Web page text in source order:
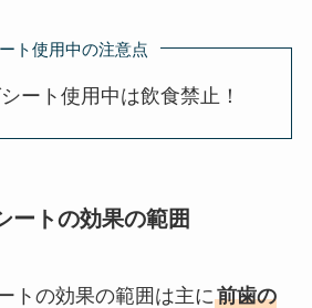
ト使用中の注意点
ート使用中は飲食禁止！
ートの効果の範囲
トの効果の範囲は主に前歯の